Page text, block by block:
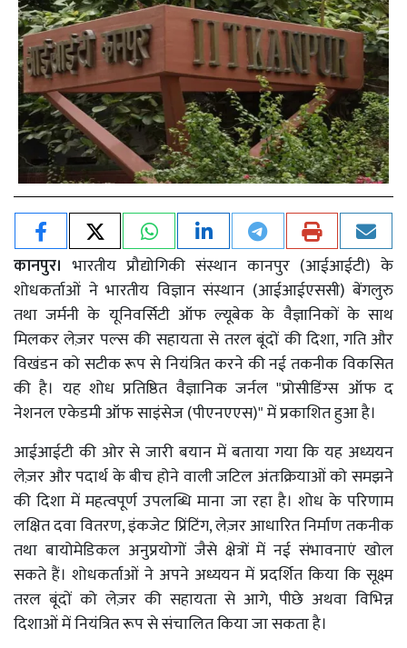
कानपुर।भारतीय प्रौद्योगिकी संस्थान कानपुर (आईआईटी) के
शोधकर्ताओं ने भारतीय विज्ञान संस्थान (आईआईएससी) बेंगलुरु
तथा जर्मनी के यूनिवर्सिटी ऑफ ल्यूबेक के वैज्ञानिकों के साथ
मिलकर लेज़र पल्स की सहायता से तरल बूंदों की दिशा, गति और
विखंडन को सटीक रूप से नियंत्रित करने की नई तकनीक विकसित
की है। यह शोध प्रतिष्ठित वैज्ञानिक जर्नल "प्रोसीडिंग्स ऑफ द
नेशनल एकेडमी ऑफ साइंसेज (पीएनएएस)" में प्रकाशित हुआ है।
आईआईटी की ओर से जारी बयान में बताया गया कि यह अध्ययन
लेज़र और पदार्थ के बीच होने वाली जटिल अंतःक्रियाओं को समझने
की दिशा में महत्वपूर्ण उपलब्धि माना जा रहा है। शोध के परिणाम
लक्षित दवा वितरण, इंकजेट प्रिंटिंग, लेज़र आधारित निर्माण तकनीक
तथा बायोमेडिकल अनुप्रयोगों जैसे क्षेत्रों में नई संभावनाएं खोल
सकते हैं। शोधकर्ताओं ने अपने अध्ययन में प्रदर्शित किया कि सूक्ष्म
तरल बूंदों को लेज़र की सहायता से आगे, पीछे अथवा विभिन्न
दिशाओं में नियंत्रित रूप से संचालित किया जा सकता है।